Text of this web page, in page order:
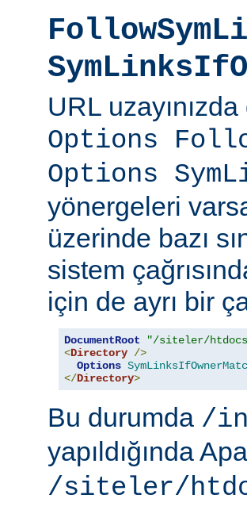
URL
Options
Options
yönergeleri
üzerinde bazı
sistem
için de ayrı bir
DocumentRoot
"/siteler/
<Directory />
Options
</Directory>
Bu durumda /
yapıldığında
/siteler/